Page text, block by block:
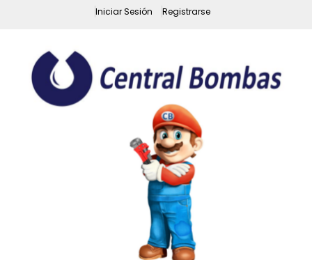
Iniciar Sesión Registrarse